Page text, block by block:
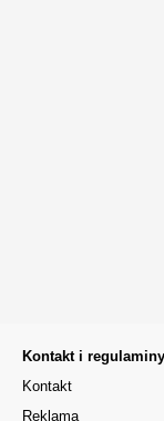
Kontakt i regulaminy
Kontakt
Reklama